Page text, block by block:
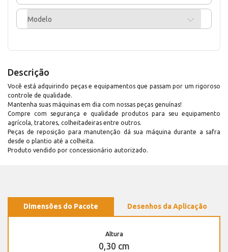
Modelo
Descrição
Você está adquirindo peças e equipamentos que passam por um rigoroso
controle de qualidade.
Mantenha suas máquinas em dia com nossas peças genuínas!
Compre com segurança e qualidade produtos para seu equipamento
agrícola, tratores, colheitadeiras entre outros.
Peças de reposição para manutenção dá sua máquina durante a safra
desde o plantio até a colheita.
Produto vendido por concessionário autorizado.
Dimensões do Pacote Desenhos da Aplicação
Altura
0,30 cm